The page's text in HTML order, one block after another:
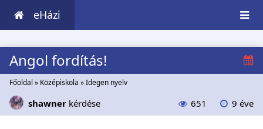
eHázi
Angol fordítás!
Főoldal » Középiskola »Idegen nyelv
shawner kérdése 651 9 éve